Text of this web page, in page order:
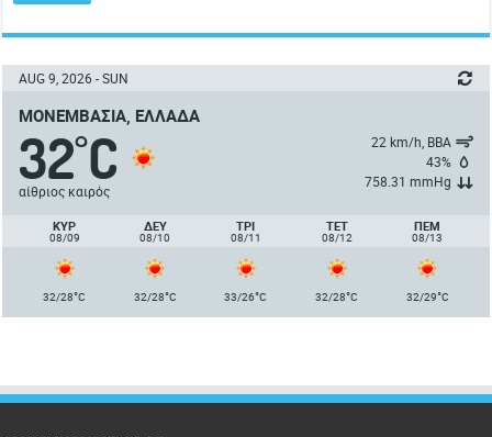
AUG 9, 2026 - SUN
ΜΟΝΕΜΒΑΣΙΆ, ΕΛΛΆΔΑ
32°C
αίθριος καιρός
22 km/h, ΒΒΑ
43%
758.31 mmHg
ΚΥΡ
08/09
ΔΕΥ
08/10
ΤΡΙ
08/11
ΤΕΤ
08/12
ΠΈΜ
08/13
32/28°C 32/28°C 33/26°C 32/28°C 32/29°C